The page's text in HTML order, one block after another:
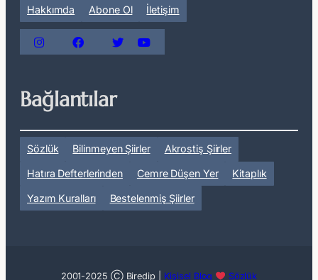
Hakkımda Abone Ol İletişim
Bağlantılar
Sözlük Bilinmeyen Şiirler Akrostiş Şiirler
Hatıra Defterlerinden Cemre Düşen Yer Kitaplık
Yazım Kuralları Bestelenmiş Şiirler
2001-2025 Ⓒ Biredip | Kişisel Blog Sözlük